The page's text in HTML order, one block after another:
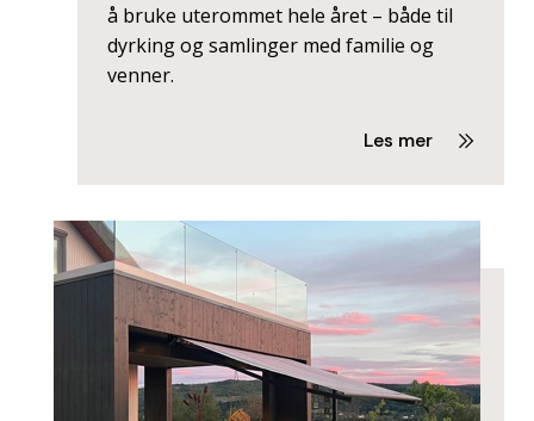
å bruke uterommet hele året – både til
dyrking og samlinger med familie og
venner.
Les mer